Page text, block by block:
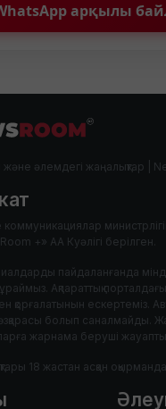
арқылы
және әлемдегі жаңалықтар |
коммуникациялар
+» АА Куәлігі берілген.
пайдаланғанда
Ақпараттық
қорғалатынын ескертеміз.
болып саналмайды.
жарнама беруші жауапты.
18 жастан асқан